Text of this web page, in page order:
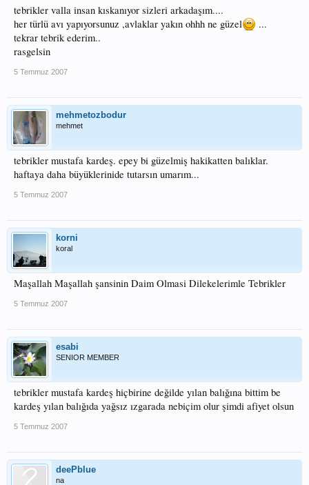
misinesiydi kiramadi...cunku orgu misineyi bile cok fazla zedelemisti...yem olarak
parmak boyunda kizilkanat kullandim arkadaslar tek uclu igne ve gezer
kursun....2 hafta sonra kuzeye gitcez orda bol somon ve cesitli turler oldugunu
duyuyorum..insallah iyi bir av yapar donerim..asagida gecen haftadan kalma bir
turna ve bir yilan baligi resmi var kucukler ama tek balikla konu acmiyim dedim
saygilarimla..
tebrikler valla insan kıskanıyor sizleri arkadaşım....
her türlü avı yapıyorsunuz ,avlaklar yakın ohhh ne güzel
...
tekrar tebrik ederim..
rasgelsin
5 Temmuz 2007
mehmetozbodur
mehmet
tebrikler mustafa kardeş. epey bi güzelmiş hakikatten balıklar.
haftaya daha büyüklerinide tutarsın umarım...
5 Temmuz 2007
korni
koral
Maşallah Maşallah şansinin Daim Olmasi Dilekelerimle Tebrikler
5 Temmuz 2007
esabi
SENIOR MEMBER
tebrikler mustafa kardeş hiçbirine değilde yılan balığına bittim be
kardeş yılan balığıda yağsız ızgarada nebiçim olur şimdi afiyet olsun
5 Temmuz 2007
deePblue
na